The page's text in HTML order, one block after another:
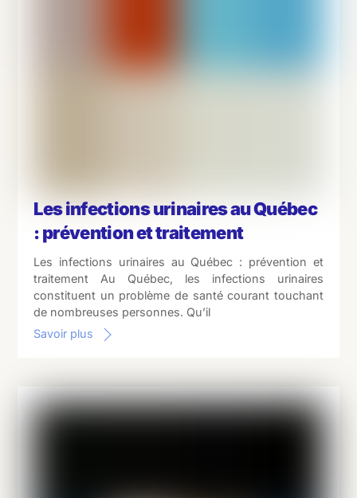
Les infections urinaires au Québec
: prévention et traitement
Les infections urinaires au Québec : prévention et
traitement Au Québec, les infections urinaires
constituent un problème de santé courant touchant
de nombreuses personnes. Qu’il
Savoir plus